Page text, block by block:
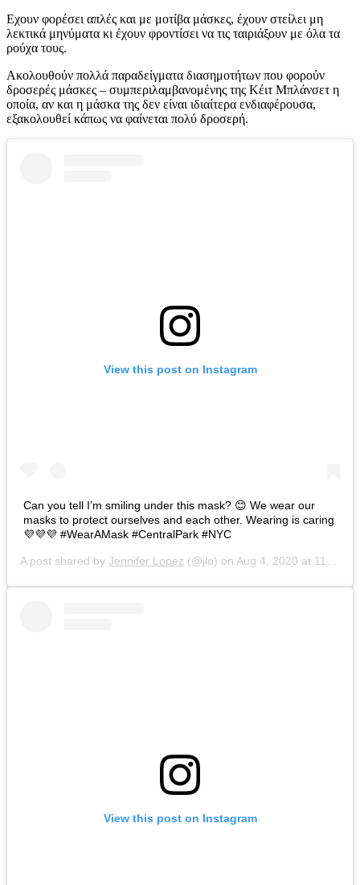
Εχουν φορέσει απλές και με μοτίβα μάσκες, έχουν στείλει μη
λεκτικά μηνύματα κι έχουν φροντίσει να τις ταιριάξουν με όλα τα
ρούχα τους.
Ακολουθούν πολλά παραδείγματα διασημοτήτων που φορούν
δροσερές μάσκες – συμπεριλαμβανομένης της Κέιτ Μπλάνσετ η
οποία, αν και η μάσκα της δεν είναι ιδιαίτερα ενδιαφέρουσα,
εξακολουθεί κάπως να φαίνεται πολύ δροσερή.
View this post on Instagram
Can you tell I’m smiling under this mask? 😊 We wear our
masks to protect ourselves and each other. Wearing is caring
💜💜💜 #WearAMask #CentralPark #NYC
A post shared by Jennifer Lopez (@jlo) on Aug 4, 2020 at 11:26am PDT
View this post on Instagram